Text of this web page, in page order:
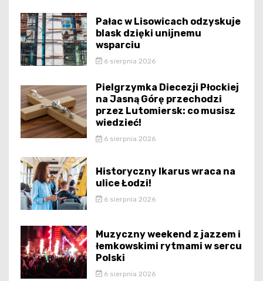
Pałac w Lisowicach odzyskuje
blask dzięki unijnemu
wsparciu
6 sierpnia 2026
Pielgrzymka Diecezji Płockiej
na Jasną Górę przechodzi
przez Lutomiersk: co musisz
wiedzieć!
6 sierpnia 2026
Historyczny Ikarus wraca na
ulice Łodzi!
6 sierpnia 2026
Muzyczny weekend z jazzem i
łemkowskimi rytmami w sercu
Polski
6 sierpnia 2026